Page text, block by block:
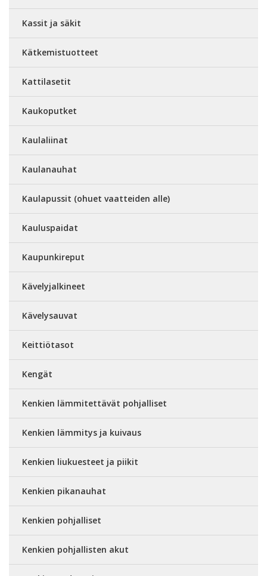
Kassit ja säkit
Kätkemistuotteet
Kattilasetit
Kaukoputket
Kaulaliinat
Kaulanauhat
Kaulapussit (ohuet vaatteiden alle)
Kauluspaidat
Kaupunkireput
Kävelyjalkineet
Kävelysauvat
Keittiötasot
Kengät
Kenkien lämmitettävät pohjalliset
Kenkien lämmitys ja kuivaus
Kenkien liukuesteet ja piikit
Kenkien pikanauhat
Kenkien pohjalliset
Kenkien pohjallisten akut